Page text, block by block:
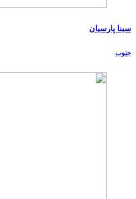
سینا پارسیان
جنوب